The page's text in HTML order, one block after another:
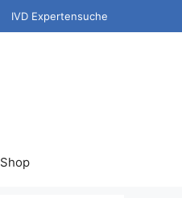
IVD Expertensuche
Shop